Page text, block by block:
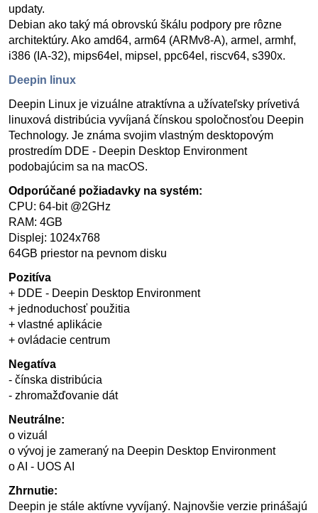
updaty.
Debian ako taký má obrovskú škálu podpory pre rôzne
architektúry. Ako amd64, arm64 (ARMv8-A), armel, armhf,
i386 (IA-32), mips64el, mipsel, ppc64el, riscv64, s390x.
Deepin linux
Deepin Linux je vizuálne atraktívna a užívateľsky prívetivá
linuxová distribúcia vyvíjaná čínskou spoločnosťou Deepin
Technology. Je známa svojim vlastným desktopovým
prostredím DDE - Deepin Desktop Environment
podobajúcim sa na macOS.
Odporúčané požiadavky na systém:
CPU: 64-bit @2GHz
RAM: 4GB
Displej: 1024x768
64GB priestor na pevnom disku
Pozitíva
+ DDE - Deepin Desktop Environment
+ jednoduchosť použitia
+ vlastné aplikácie
+ ovládacie centrum
Negatíva
- čínska distribúcia
- zhromažďovanie dát
Neutrálne:
o vizuál
o vývoj je zameraný na Deepin Desktop Environment
o AI - UOS AI
Zhrnutie:
Deepin je stále aktívne vyvíjaný. Najnovšie verzie prinášajú